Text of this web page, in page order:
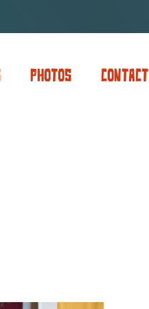
Photos Contact